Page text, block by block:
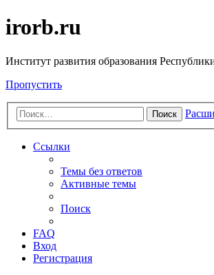
irorb.ru
Институт развития образования
Пропустить
Поиск
Ссылки
Темы без ответов
Активные темы
Поиск
FAQ
Вход
Регистрация